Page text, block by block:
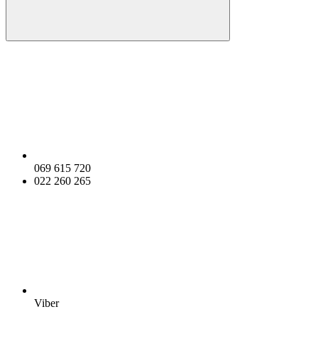
069 615 720
022 260 265
Viber